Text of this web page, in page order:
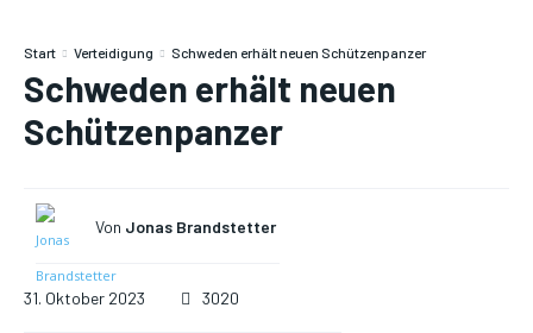
Start Verteidigung Schweden erhält neuen Schützenpanzer
Schweden erhält neuen
Schützenpanzer
Von Jonas Brandstetter
31. Oktober 2023 3020